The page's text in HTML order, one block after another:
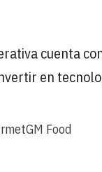
cuenta
en
GM Food